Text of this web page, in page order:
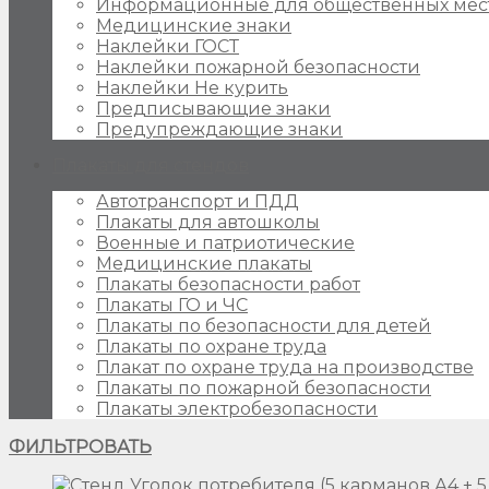
Информационные для общественных
Медицинские знаки
Наклейки ГОСТ
Наклейки пожарной безопасности
Наклейки Не курить
Предписывающие знаки
Предупреждающие знаки
Автотранспорт и ПДД
Плакаты для автошколы
Военные и патриотические
Медицинские плакаты
Плакаты безопасности работ
Плакаты ГО и ЧС
Плакаты по безопасности для детей
Плакаты по охране труда
Плакат по охране труда на производстве
Плакаты по пожарной безопасности
Плакаты электробезопасности
ФИЛЬТРОВАТЬ